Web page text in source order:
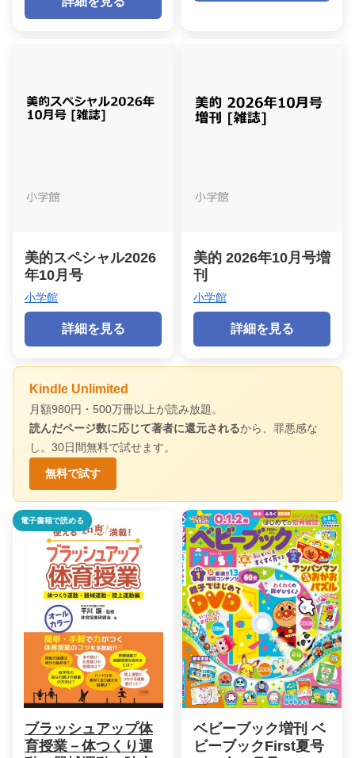
美的スペシャル2026
年10月号
小学館
詳細を見る
美的 2026年10月号増
刊
小学館
詳細を見る
Kindle Unlimited
月額980円・500万冊以上が読み放題。
読んだページ数に応じて著者に還元されるから、罪悪感な
し。30日間無料で試せます。
無料で試す
電子書籍で読める
ブラッシュアップ体
育授業－体つくり運
ベビーブック増刊 ベ
ビーブックFirst夏号